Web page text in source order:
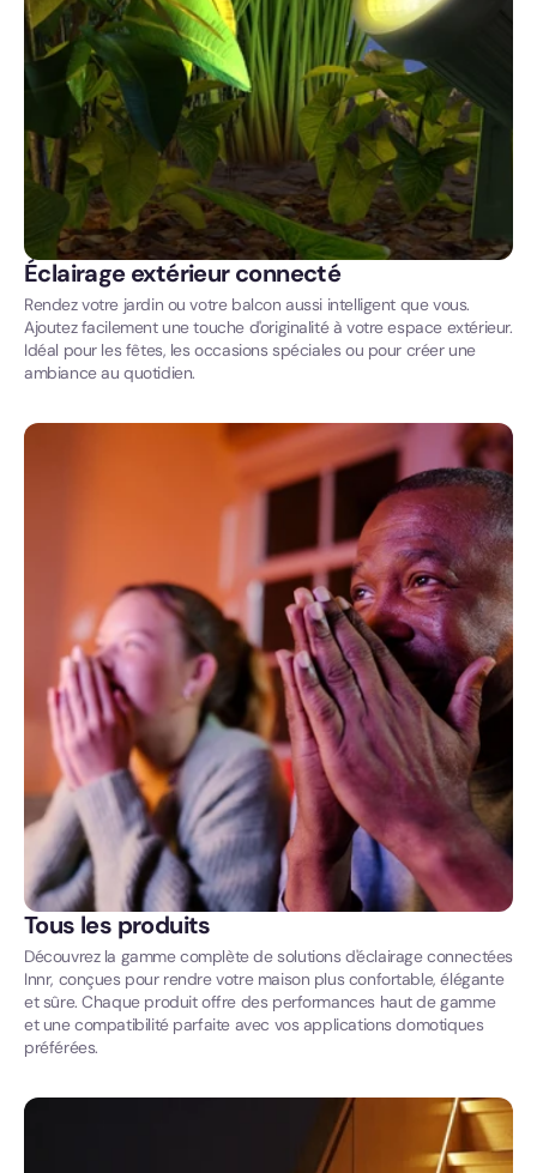
Éclairage extérieur connecté
Rendez votre jardin ou votre balcon aussi intelligent que vous.
Ajoutez facilement une touche d'originalité à votre espace extérieur.
Idéal pour les fêtes, les occasions spéciales ou pour créer une
ambiance au quotidien.
Tous les produits
Découvrez la gamme complète de solutions d'éclairage connectées
Innr, conçues pour rendre votre maison plus confortable, élégante
et sûre. Chaque produit offre des performances haut de gamme
et une compatibilité parfaite avec vos applications domotiques
préférées.